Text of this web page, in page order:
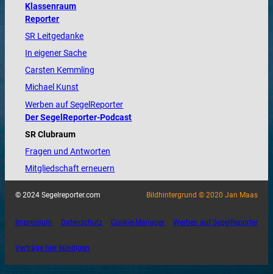
Klassenraum
Reporter
SR Leitgedanke
In eigener Sache
Carsten Kemmling
Michael Kunst
Werben auf SegelReporter
Der SegelReporter-Podcast
SR Clubraum
Fragen und Antworten
Mitgliedschaft erneuern
© 2024 Segelreporter.com Bildhintergrund © 2020 Jan Maas
Impressum Datenschutz Cookie-Manager Werben auf SegelReporter
Verträge hier kündigen